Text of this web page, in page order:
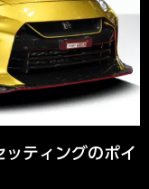
ティングのポイ